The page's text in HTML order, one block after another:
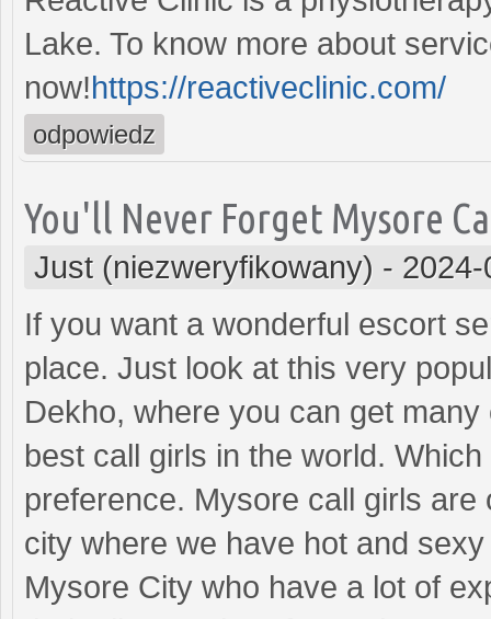
Lake. To know more about
now!https://reactiveclinic.com/
odpowiedz
You'll Never Forget Mysore
Just (niezweryfikowany) -
If you want a wonderful escort
place. Just look at this very
Dekho, where you can get
best call girls in the world.
preference. Mysore call girls
city where we have hot and
Mysore City who have a lot of